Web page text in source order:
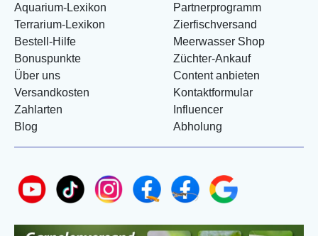
Aquarium-Lexikon
Terrarium-Lexikon
Bestell-Hilfe
Bonuspunkte
Über uns
Versandkosten
Zahlarten
Blog
Partnerprogramm
Zierfischversand
Meerwasser Shop
Züchter-Ankauf
Content anbieten
Kontaktformular
Influencer
Abholung